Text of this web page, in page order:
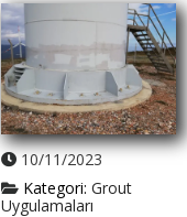
10/11/2023
Kategori: Grout
Uygulamaları